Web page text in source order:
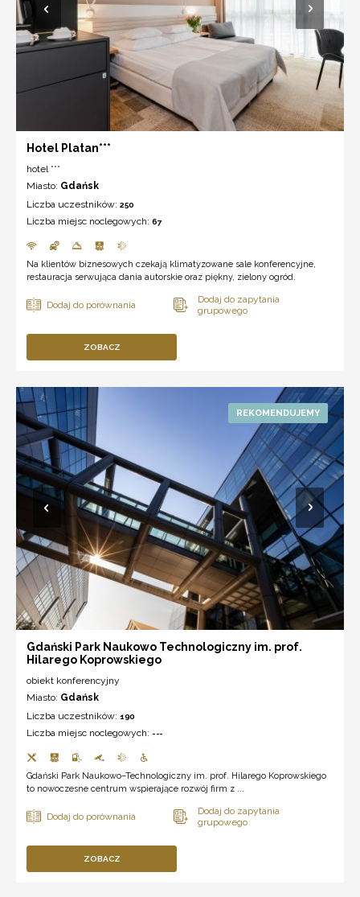
Hotel Platan***
hotel ***
Miasto: Gdańsk
Liczba uczestników: 250
Liczba miejsc noclegowych: 67
Na klientów biznesowych czekają klimatyzowane sale konferencyjne,
restauracja serwująca dania autorskie oraz piękny, zielony ogród.
ZOBACZ
Gdański Park Naukowo Technologiczny im. prof.
Hilarego Koprowskiego
obiekt konferencyjny
Miasto: Gdańsk
Liczba uczestników: 190
Liczba miejsc noclegowych: ---
Gdański Park Naukowo–Technologiczny im. prof. Hilarego Koprowskiego
to nowoczesne centrum wspierające rozwój firm z ...
ZOBACZ